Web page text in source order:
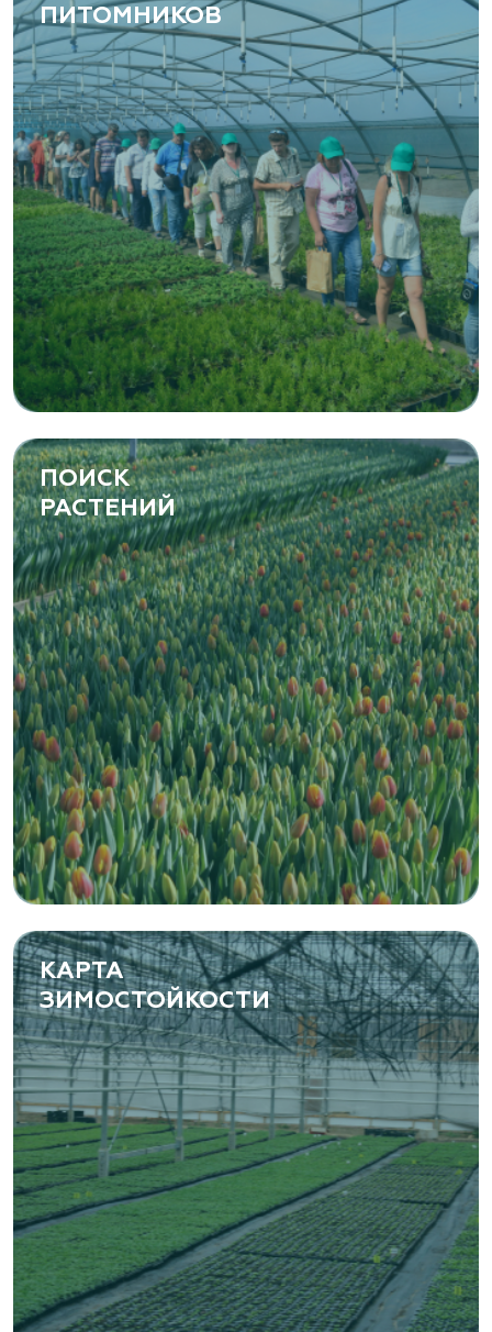
ПИТОМНИКОВ
ПОИСК
РАСТЕНИЙ
КАРТА
ЗИМОСТОЙКОСТИ